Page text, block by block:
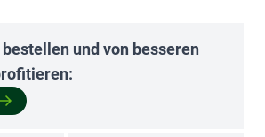
und von besseren